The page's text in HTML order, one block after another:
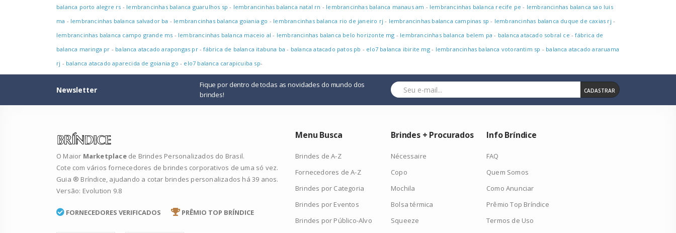
balanca porto alegre rs - lembrancinhas balanca guarulhos sp - lembrancinhas balanca natal rn - lembrancinhas balanca manaus am - lembrancinhas balanca recife pe - lembrancinhas balanca sao luis
ma - lembrancinhas balanca salvador ba - lembrancinhas balanca goiania go - lembrancinhas balanca rio de janeiro rj - lembrancinhas balanca campinas sp - lembrancinhas balanca duque de caxias rj -
lembrancinhas balanca campo grande ms - lembrancinhas balanca maceio al - lembrancinhas balanca belo horizonte mg - lembrancinhas balanca belem pa - balanca atacado sobral ce -fábrica de
balanca maringa pr - balanca atacado arapongas pr-fábrica de balanca itabuna ba - balanca atacado patos pb - elo7 balanca ibirite mg- lembrancinhas balanca votorantim sp - balanca atacado araruama
rj - balanca atacado aparecida de goiania go - elo7 balanca carapicuiba sp-
Newsletter
Fique por dentro de todas as novidades do mundo dos
brindes!
CADASTRAR
O Maior Marketplace de Brindes Personalizados do Brasil.
Cote com vários fornecedores de brindes corporativos de uma só vez.
Guia ® Bríndice, ajudando a cotar brindes personalizados há 39 anos.
Versão: Evolution 9.8
FORNECEDORES VERIFICADOS PRÊMIO TOP BRÍNDICE
Menu Busca
Brindes de A-Z
Fornecedores de A-Z
Brindes por Categoria
Brindes por Eventos
Brindes por Público-Alvo
Brindes + Procurados
Nécessaire
Copo
Mochila
Bolsa térmica
Squeeze
Info Bríndice
FAQ
Quem Somos
Como Anunciar
Prêmio Top Bríndice
Termos de Uso